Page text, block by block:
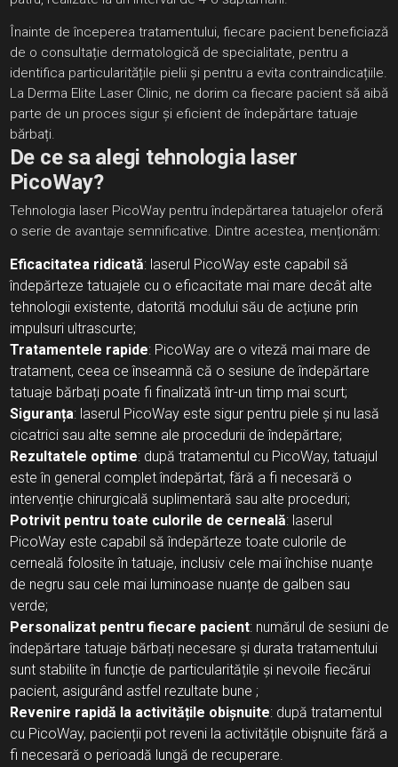
Înainte de începerea tratamentului, fiecare pacient beneficiază
de o consultație dermatologică de specialitate, pentru a
identifica particularitățile pielii și pentru a evita contraindicațiile.
La Derma Elite Laser Clinic, ne dorim ca fiecare pacient să aibă
parte de un proces sigur și eficient de îndepărtare tatuaje
bărbați.
De ce sa alegi tehnologia laser
PicoWay?
Tehnologia laser PicoWay pentru îndepărtarea tatuajelor oferă
o serie de avantaje semnificative. Dintre acestea, menționăm:
Eficacitatea ridicată: laserul PicoWay este capabil să
îndepărteze tatuajele cu o eficacitate mai mare decât alte
tehnologii existente, datorită modului său de acțiune prin
impulsuri ultrascurte;
Tratamentele rapide: PicoWay are o viteză mai mare de
tratament, ceea ce înseamnă că o sesiune de îndepărtare
tatuaje bărbați poate fi finalizată într-un timp mai scurt;
Siguranța: laserul PicoWay este sigur pentru piele și nu lasă
cicatrici sau alte semne ale procedurii de îndepărtare;
Rezultatele optime: după tratamentul cu PicoWay, tatuajul
este în general complet îndepărtat, fără a fi necesară o
intervenție chirurgicală suplimentară sau alte proceduri;
Potrivit pentru toate culorile de cerneală: laserul
PicoWay este capabil să îndepărteze toate culorile de
cerneală folosite în tatuaje, inclusiv cele mai închise nuanțe
de negru sau cele mai luminoase nuanțe de galben sau
verde;
Personalizat pentru fiecare pacient: numărul de sesiuni de
îndepărtare tatuaje bărbați necesare și durata tratamentului
sunt stabilite în funcție de particularitățile și nevoile fiecărui
pacient, asigurând astfel rezultate bune ;
Revenire rapidă la activitățile obișnuite: după tratamentul
cu PicoWay, pacienții pot reveni la activitățile obișnuite fără a
fi necesară o perioadă lungă de recuperare.